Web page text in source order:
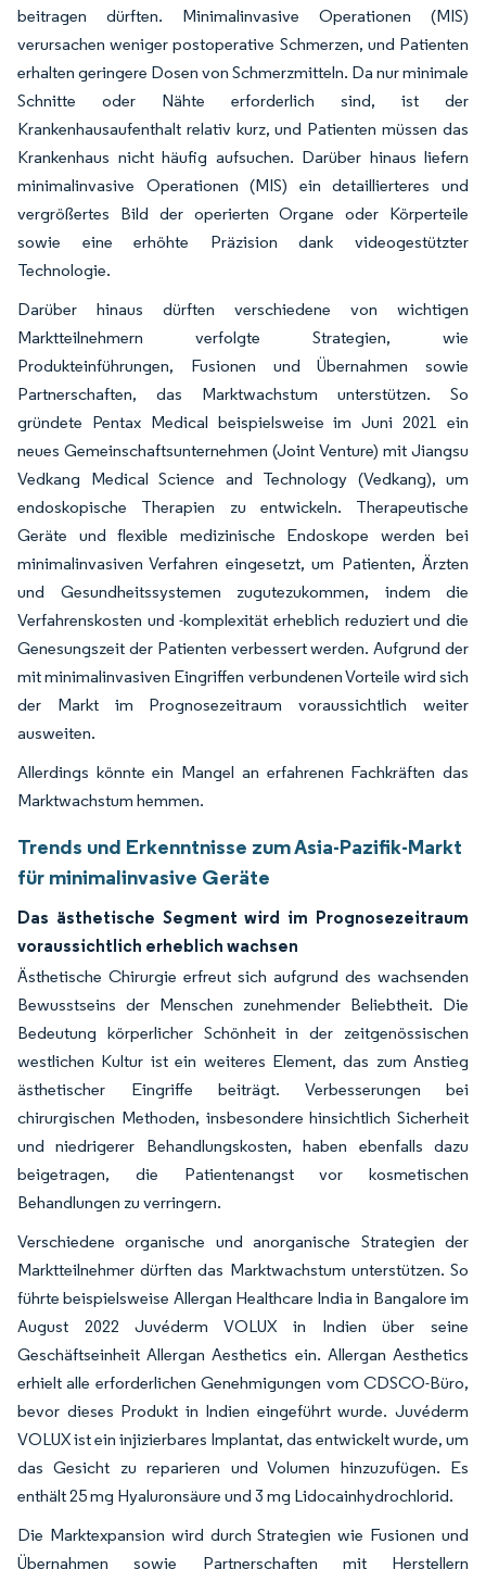
beitragen dürften. Minimalinvasive Operationen (MIS)
verursachen weniger postoperative Schmerzen, und Patienten
erhalten geringere Dosen von Schmerzmitteln. Da nur minimale
Schnitte oder Nähte erforderlich sind, ist der
Krankenhausaufenthalt relativ kurz, und Patienten müssen das
Krankenhaus nicht häufig aufsuchen. Darüber hinaus liefern
minimalinvasive Operationen (MIS) ein detaillierteres und
vergrößertes Bild der operierten Organe oder Körperteile
sowie eine erhöhte Präzision dank videogestützter
Technologie.
Darüber hinaus dürften verschiedene von wichtigen
Marktteilnehmern verfolgte Strategien, wie
Produkteinführungen, Fusionen und Übernahmen sowie
Partnerschaften, das Marktwachstum unterstützen. So
gründete Pentax Medical beispielsweise im Juni 2021 ein
neues Gemeinschaftsunternehmen (Joint Venture) mit Jiangsu
Vedkang Medical Science and Technology (Vedkang), um
endoskopische Therapien zu entwickeln. Therapeutische
Geräte und flexible medizinische Endoskope werden bei
minimalinvasiven Verfahren eingesetzt, um Patienten, Ärzten
und Gesundheitssystemen zugutezukommen, indem die
Verfahrenskosten und -komplexität erheblich reduziert und die
Genesungszeit der Patienten verbessert werden. Aufgrund der
mit minimalinvasiven Eingriffen verbundenen Vorteile wird sich
der Markt im Prognosezeitraum voraussichtlich weiter
ausweiten.
Allerdings könnte ein Mangel an erfahrenen Fachkräften das
Marktwachstum hemmen.
Trends und Erkenntnisse zum Asia-Pazifik-Markt
für minimalinvasive Geräte
Das ästhetische Segment wird im Prognosezeitraum
voraussichtlich erheblich wachsen
Ästhetische Chirurgie erfreut sich aufgrund des wachsenden
Bewusstseins der Menschen zunehmender Beliebtheit. Die
Bedeutung körperlicher Schönheit in der zeitgenössischen
westlichen Kultur ist ein weiteres Element, das zum Anstieg
ästhetischer Eingriffe beiträgt. Verbesserungen bei
chirurgischen Methoden, insbesondere hinsichtlich Sicherheit
und niedrigerer Behandlungskosten, haben ebenfalls dazu
beigetragen, die Patientenangst vor kosmetischen
Behandlungen zu verringern.
Verschiedene organische und anorganische Strategien der
Marktteilnehmer dürften das Marktwachstum unterstützen. So
führte beispielsweise Allergan Healthcare India in Bangalore im
August 2022 Juvéderm VOLUX in Indien über seine
Geschäftseinheit Allergan Aesthetics ein. Allergan Aesthetics
erhielt alle erforderlichen Genehmigungen vom CDSCO-Büro,
bevor dieses Produkt in Indien eingeführt wurde. Juvéderm
VOLUX ist ein injizierbares Implantat, das entwickelt wurde, um
das Gesicht zu reparieren und Volumen hinzuzufügen. Es
enthält 25 mg Hyaluronsäure und 3 mg Lidocainhydrochlorid.
Die Marktexpansion wird durch Strategien wie Fusionen und
Übernahmen sowie Partnerschaften mit Herstellern